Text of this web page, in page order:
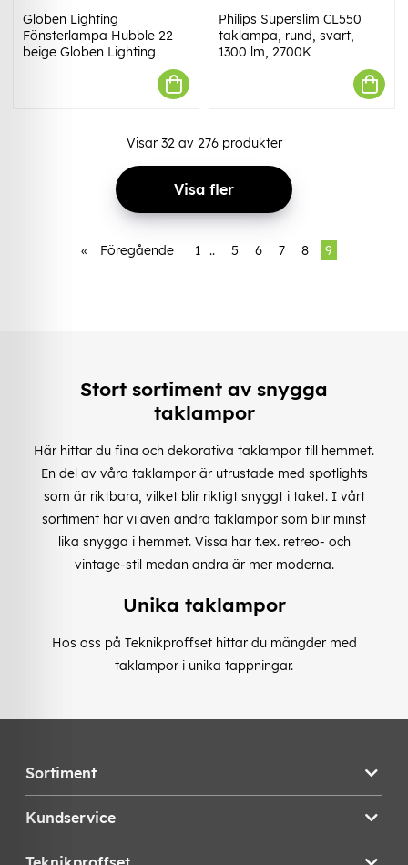
Globen Lighting
Fönsterlampa Hubble 22
beige Globen Lighting
Philips Superslim CL550
taklampa, rund, svart,
1300 lm, 2700K
Visar 32av 276produkter
Visa fler
« Föregående 1 .. 5 6 7 8 9
Stort sortiment av snygga
taklampor
Här hittar du fina och dekorativa taklampor till hemmet.
En del av våra taklampor är utrustade med spotlights
som är riktbara, vilket blir riktigt snyggt i taket. I vårt
sortiment har vi även andra taklampor som blir minst
lika snygga i hemmet. Vissa har t.ex. retreo- och
vintage-stil medan andra är mer moderna.
Unika taklampor
Hos oss på Teknikproffset hittar du mängder med
taklampor i unika tappningar.
Sortiment
Kundservice